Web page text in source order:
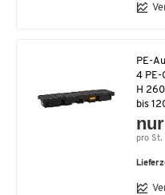
PE-
4 PE-
H
bis
pro St.